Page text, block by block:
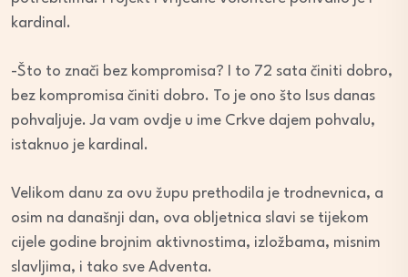
kardinal.
-Što to znači bez kompromisa? I to 72 sata činiti dobro,
bez kompromisa činiti dobro. To je ono što Isus danas
pohvaljuje. Ja vam ovdje u ime Crkve dajem pohvalu,
istaknuo je kardinal.
Velikom danu za ovu župu prethodila je trodnevnica, a
osim na današnji dan, ova obljetnica slavi se tijekom
cijele godine brojnim aktivnostima, izložbama, misnim
slavljima, i tako sve Adventa.